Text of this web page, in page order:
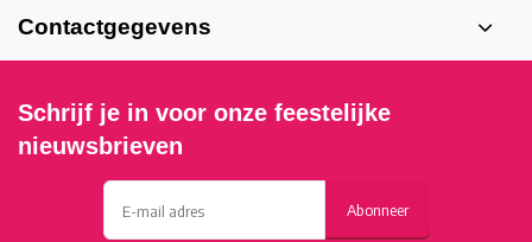
Contactgegevens
Schrijf je in voor onze feestelijke
nieuwsbrieven
Abonneer